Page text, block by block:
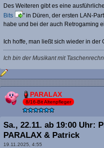
Des Weiteren gibt es eine
Bits
" in Düren, der ersten LAN-
habe und bei der auch Retrogaming
Ich hoffe, man ließt sich wieder in der
Ich bin der Musikant mit
PARALAX
8/16-Bit Altenpfleger
Sa., 22.11. ab 19:00 Uhr:
PARALAX & Patrick
19.11.2025, 4:55